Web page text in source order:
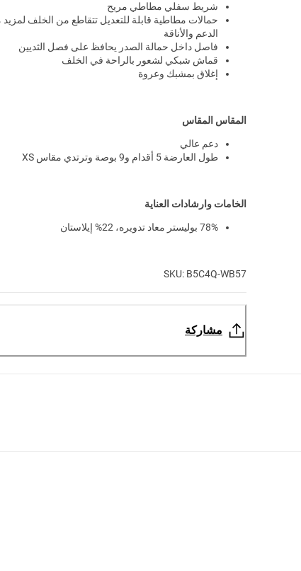
شريط سفلي مطاطي مريح
حمالات مطاطية قابلة للتعديل تتقاطع من الخلف
الدعم والأناقة
فاصل داخل حمالة الصدر يحافظ على فصل الثديين
قماش شبكي لشعور بالراحة في الخلف
إغلاق بمشبك وعروة
المقاس المقاس
دعم عالي
طول العارضة 5 أقدام و9 بوصة وترتدي مقاس XS
الخامات وارشادات العناية
78% بوليستر معاد تدويره، 22% إيلاستان
SKU: B5C4Q-WB57
مشاركة